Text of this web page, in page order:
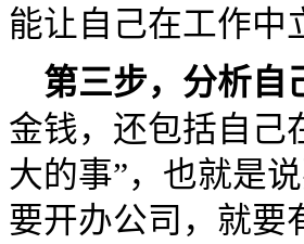
能让自己在工作中
第三步，分析自
金钱，还包括自己
大的事”，也就是
要开办公司，就要